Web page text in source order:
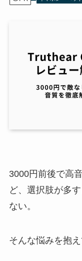
3000円前後で高
ど、選択肢が多
ない。
そんな悩みを抱え